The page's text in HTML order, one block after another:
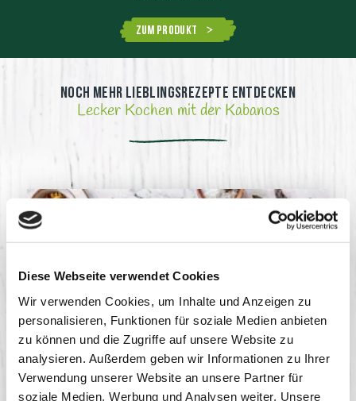
Diese Webseite verwendet Cookies
Wir verwenden Cookies, um Inhalte und Anzeigen zu
personalisieren, Funktionen für soziale Medien anbieten
zu können und die Zugriffe auf unsere Website zu
analysieren. Außerdem geben wir Informationen zu Ihrer
Verwendung unserer Website an unsere Partner für
soziale Medien, Werbung und Analysen weiter. Unsere
Zum Produkt
Noch mehr Lieblingsrezepte entdecken
Lecker Kochen mit der Kabanos